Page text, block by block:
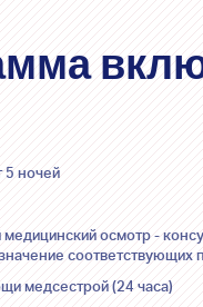
5 ночей
осмотр -
соответствующих
медсестрой (24 часа)